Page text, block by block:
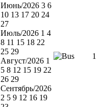
Июнь/2026 3 6
10 13 17 20 24
27
Июль/2026 1 4
8 11 15 18 22
25 29
Август/2026 1
5 8 12 15 19 22
26 29
Сентябрь/2026
2 5 9 12 16 19
1